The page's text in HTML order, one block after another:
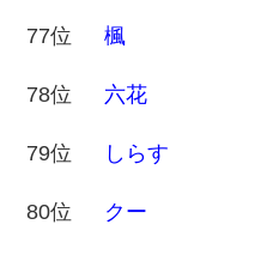
77位 楓
78位 六花
79位 しらす
80位 クー